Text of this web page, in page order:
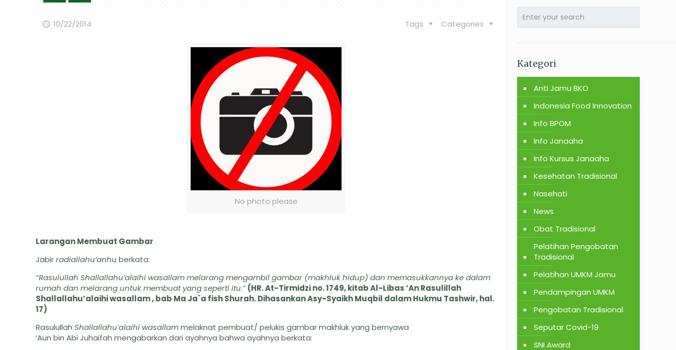
10/22/2014 Categories
Tags
No photo please
Larangan Membuat Gambar
Jabirradiallahu’anhu berkata:
“Rasulullah Shallallahu’alaihi wasallam melarang mengambil gambar (makhluk hidup) dan memasukkannya ke dalam
rumah dan melarang untuk membuat yang seperti itu.” (HR. At-Tirmidzi no. 1749, kitab Al-Libas ‘An Rasulillah
Shallallahu’alaihi wasallam , bab Ma Ja`a fish Shurah. Dihasankan Asy-Syaikh Muqbil dalam Hukmu Tashwir, hal.
17)
RasulullahShallallahu’alaihi wasallammelaknat pembuat/ pelukis gambar makhluk yang bernyawa
‘Aun bin Abi Juhaifah mengabarkan dari ayahnya bahwa ayahnya berkata:
Kategori
Anti Jamu BKO
Indonesia Food Innovation
Info BPOM
Info Janaaha
Info Kursus Janaaha
Kesehatan Tradisional
Nasehati
News
Obat Tradisional
Pelatihan Pengobatan
Tradisional
Pelatihan UMKM Jamu
Pendampingan UMKM
Pengobatan Tradisional
Seputar Covid-19
SNI Award